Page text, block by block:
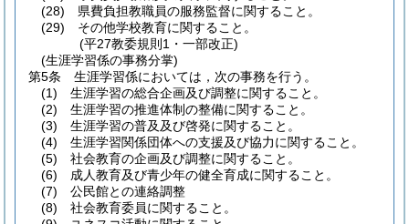
(28)
県費負担教職員の服務監督に関すること。
(29)
その他学校教育に関すること。
(平27教委規則1・一部改正)
(生涯学習係の事務分掌)
第5条
生涯学習係においては，次の事務を行う。
(1)
生涯学習の総合企画及び調整に関すること。
(2)
生涯学習の推進体制の整備に関すること。
(3)
生涯学習の普及及び啓発に関すること。
(4)
生涯学習関係団体への支援及び協力に関すること。
(5)
社会教育の企画及び調整に関すること。
(6)
成人教育及び青少年の健全育成に関すること。
(7)
公民館との連絡調整
(8)
社会教育委員に関すること。